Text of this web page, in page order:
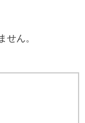
せん。